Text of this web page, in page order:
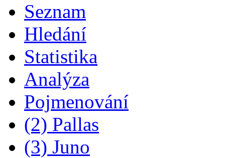
Seznam
Hledání
Statistika
Analýza
Pojmenování
(2) Pallas
(3) Juno